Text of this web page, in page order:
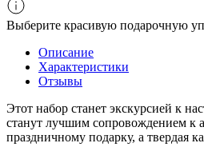
Выберите красивую подарочную
Описание
Характеристики
Отзывы
Этот набор станет экскурсией к
станут лучшим сопровождением к
праздничному подарку, а твердая